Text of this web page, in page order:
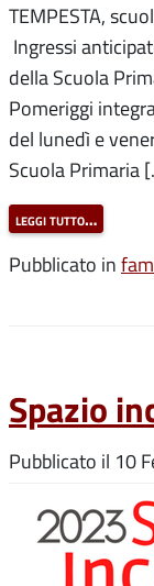
TEMPESTA,
Ingressi
della Scuola
Pomeriggi
del lunedì e
Scuola Primaria
leggi tutto…
Pubblicato in
Spazio
Pubblicato il 10